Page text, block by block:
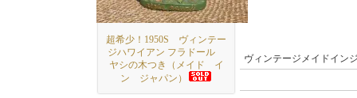
超希少！1950S ヴィンテー
ジハワイアン フラドール
ヤシの木つき（メイド イ
ン ジャパン）
ヴィンテージメイドイ